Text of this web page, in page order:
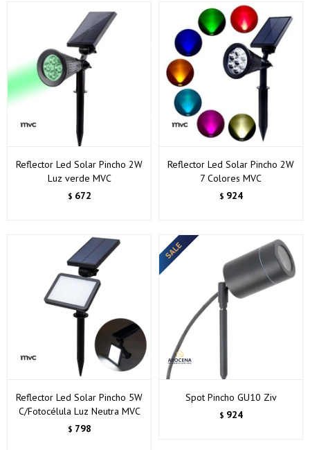
Reflector Led Solar Pincho 2W
Luz verde MVC
$ 672
Reflector Led Solar Pincho 2W
7 Colores MVC
$ 924
Reflector Led Solar Pincho 5W
C/Fotocélula Luz Neutra MVC
$ 798
Spot Pincho GU10 Ziv
$ 924